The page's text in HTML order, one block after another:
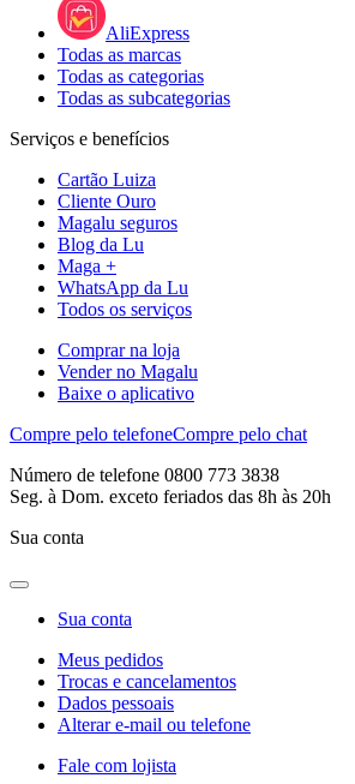
AliExpress
Todas as marcas
Todas as categorias
Todas as subcategorias
Serviços e benefícios
Cartão Luiza
Cliente Ouro
Magalu seguros
Blog da Lu
Maga +
WhatsApp da Lu
Todos os serviços
Comprar na loja
Vender no Magalu
Baixe o aplicativo
Compre pelo telefoneCompre pelo chat
Número de telefone 0800 773 3838
Seg. à Dom. exceto feriados das 8h às 20h
Sua conta
Sua conta
Meus pedidos
Trocas e cancelamentos
Dados pessoais
Alterar e-mail ou telefone
Fale com lojista